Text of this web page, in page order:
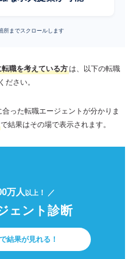
所までスクロールします
職を考えている方は、以下の転職
ださい。
合った転職エージェントが分かりま
で結果はその場で表示されます。
万人 以上！ ／
ェント診断
結果が見れる！